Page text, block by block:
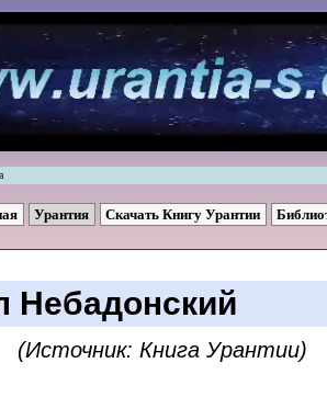
Урантия Скачать Книгу Урантии
Небадонский
(Источник: Книга Урантии)